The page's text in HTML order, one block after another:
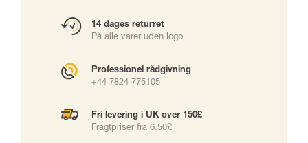
14 dages returret
På alle varer uden logo
Professionel rådgivning
+44 7824 775105
Fri levering i UK over 150£
Fragtpriser fra 6.50£